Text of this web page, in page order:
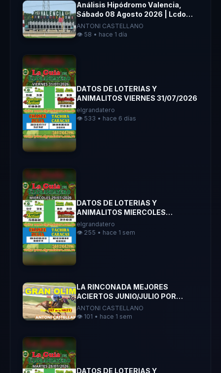
Análisis Hipódromo Valencia,
Sábado 08 Agosto 2026 | Lcdo
Antoni Castellano |
ANTONI CASTELLANO
👁️ 58 • hace 1 día
DATOS DE LOTERIAS Y
ANIMALITOS VIERNES 31/07/2026
elgrandatero
👁️ 533 • hace 6 días
DATOS DE LOTERIAS Y
ANIMALITOS MIERCOLES
29/07/2026 ELGRANDATERO
JOSE EREU
elgrandatero
👁️ 255 • hace 1 sem
LA RINCONADA MEJORES
ACIERTOS JUNIO/JULIO POR
ANTONI CASTELLANO
ANTONI CASTELLANO
👁️ 101 • hace 1 sem
DATOS DE LOTERIAS Y